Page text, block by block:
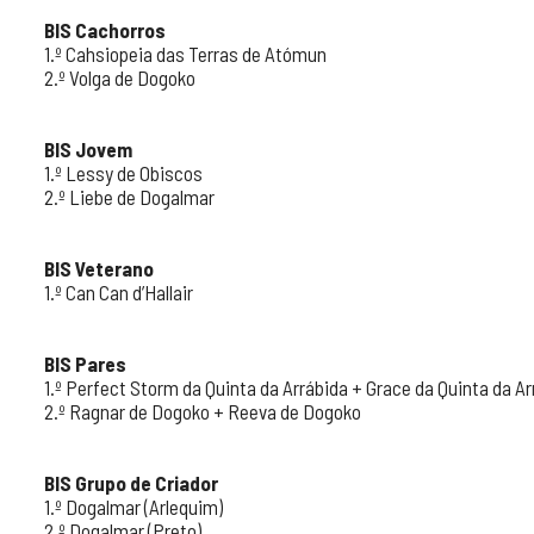
BIS Cachorros
1.º Cahsiopeia das Terras de Atómun
2.º Volga de Dogoko
BIS Jovem
1.º Lessy de Obiscos
2.º Liebe de Dogalmar
BIS Veterano
1.º Can Can d’Hallair
BIS Pares
1.º Perfect Storm da Quinta da Arrábida + Grace da Quinta da
2.º Ragnar de Dogoko + Reeva de Dogoko
BIS Grupo de Criador
1.º Dogalmar (Arlequim)